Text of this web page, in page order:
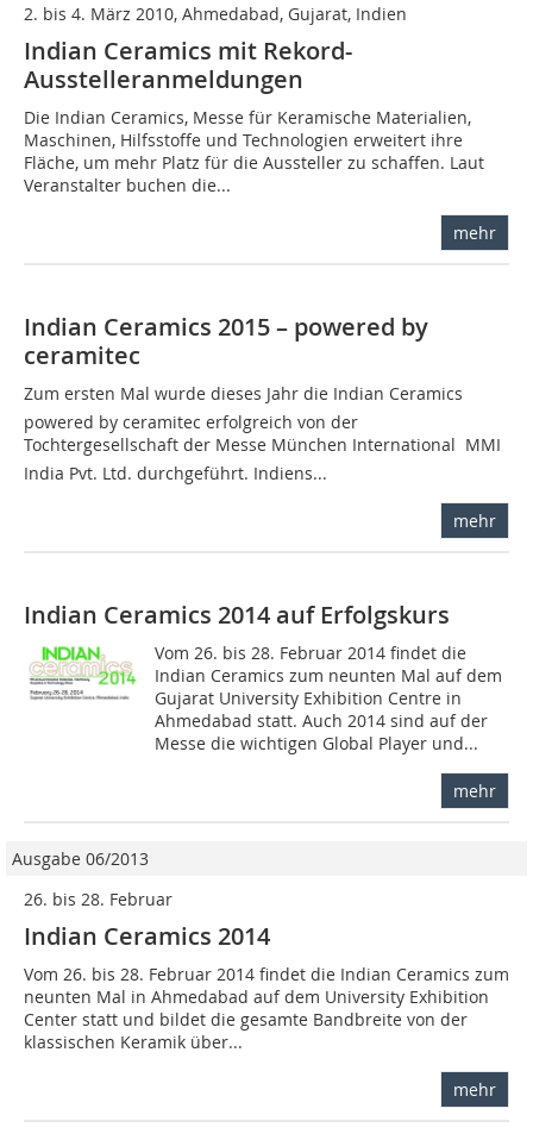
2. bis 4. März 2010, Ahmedabad, Gujarat, Indien
Indian Ceramics mit Rekord-
Ausstelleranmeldungen
Die Indian Ceramics, Messe für Keramische Materialien,
Maschinen, ­Hilfs­stoffe und Technologien erweitert ihre
Fläche, um mehr Platz für die Aussteller zu schaffen. Laut
Veranstalter buchen die...
mehr
Indian Ceramics 2015 – powered by
ceramitec
Zum ersten Mal wurde dieses Jahr die Indian Ceramics 
powered by ceramitec erfolgreich von der
Tochtergesellschaft der Messe München International  MMI
India Pvt. Ltd. durchgeführt. Indiens...
mehr
Indian Ceramics 2014 auf Erfolgskurs
Vom 26. bis 28. Februar 2014 findet die
Indian Ceramics zum neunten Mal auf dem
Gujarat University Exhibition Centre in
Ahmedabad statt. Auch 2014 sind auf der
Messe die wichtigen Global Player und...
mehr
Ausgabe 06/2013
26. bis 28. Februar
Indian Ceramics 2014
Vom 26. bis 28. Februar 2014 findet die Indian Ceramics zum
neunten Mal in Ahmedabad auf dem University Exhibition
Center statt und bildet die gesamte Bandbreite von der
klassischen Keramik über...
mehr